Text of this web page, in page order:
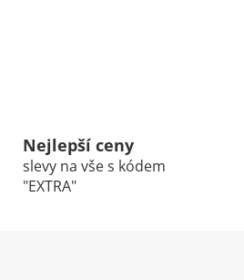
Nejlepší ceny
slevy na vše s kódem
"EXTRA"